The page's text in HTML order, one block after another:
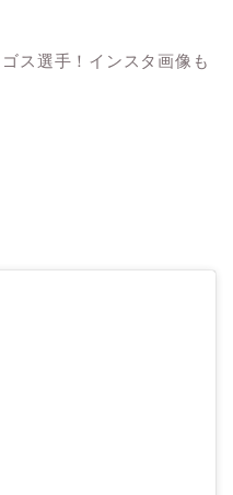
ス選手！インスタ画像も